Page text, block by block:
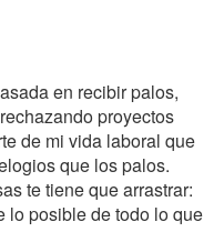
en recibir palos,
proyectos
de mi vida laboral que
que los palos.
te tiene que arrastrar:
lo posible de todo lo que